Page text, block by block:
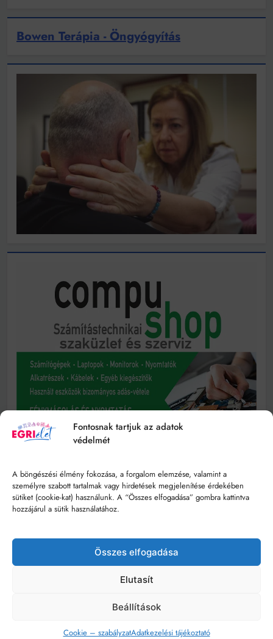
Fontosnak tartjuk az adatok
védelmét
A böngészési élmény fokozása, a forgalom elemzése, valamint a
személyre szabott tartalmak vagy hirdetések megjelenítése érdekében
sütiket (cookie-kat) használunk. A “Összes elfogadása” gombra kattintva
hozzájárul a sütik használatához.
Összes elfogadása
Elutasít
Beállítások
Cookie – szabályzatAdatkezelési tájékoztató
Bowen Terápia - Öngyógyítás